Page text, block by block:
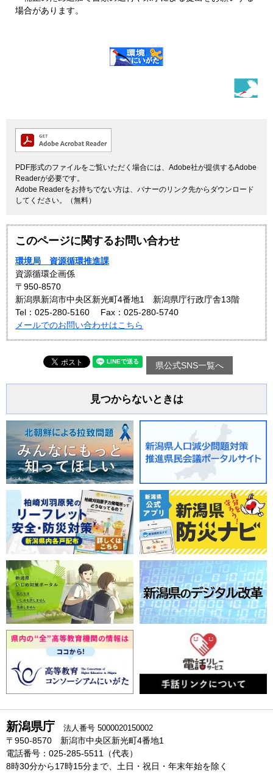
場合があります。
PDF形式のファイルをご覧いただく場合には、Adobe社が提供するAdobe
Readerが必要です。
Adobe Readerをお持ちでない方は、バナーのリンク先からダウンロード
してください。（無料）
このページに関するお問い合わせ
環境局 資源循環推進課
資源循環企画係
〒950-8570
新潟県新潟市中央区新光町4番地1 新潟県庁行政庁舎13階
Tel：025-280-5160
Fax：025-280-5740
メールでのお問い合わせはこちら
県公式SNS一覧へ
見つからないときは
新潟県庁 法人番号 5000020150002
〒950-8570 新潟市中央区新光町4番地1
電話番号：025-285-5511（代表）
8時30分から17時15分まで、土日・祝日・年末年始を除く